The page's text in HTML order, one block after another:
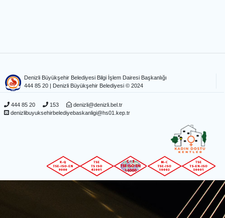
Denizli Büyükşehir Belediyesi Bilgi İşlem Dairesi Başkanlığı
444 85 20 | Denizli Büyükşehir Belediyesi © 2024
444 85 20 153
denizli@denizli.bel.tr
denizlibuyuksehirbelediyebaskanligi@hs01.kep.tr